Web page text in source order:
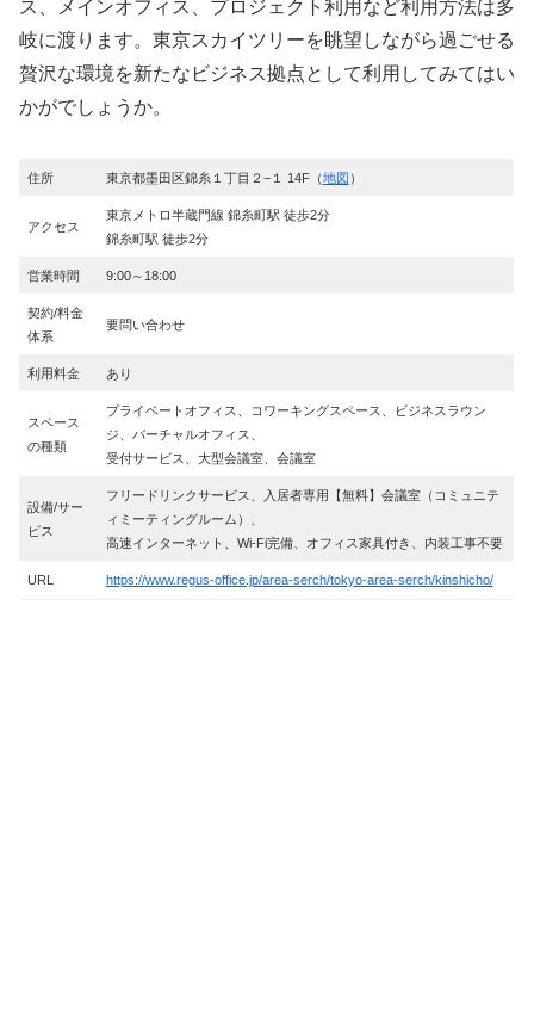
ス、メインオフィス、プロジェクト利用など利用方法は多
岐に渡ります。東京スカイツリーを眺望しながら過ごせる
贅沢な環境を新たなビジネス拠点として利用してみてはい
かがでしょうか。
住所 東京都墨田区錦糸１丁目２−１ 14F（地図 ）
アクセス
東京メトロ半蔵門線 錦糸町駅 徒歩2分
錦糸町駅 徒歩2分
営業時間 9:00～18:00
契約/料金
体系
要問い合わせ
利用料金 あり
スペース
の種類
プライベートオフィス、コワーキングスペース、ビジネスラウン
ジ、バーチャルオフィス、
受付サービス、大型会議室、会議室
設備/サー
ビス
フリードリンクサービス、入居者専用【無料】会議室（コミュニテ
ィミーティングルーム）、
高速インターネット、Wi-Fi完備、オフィス家具付き、内装工事不要
URL https://www.regus-office.jp/area-serch/tokyo-area-serch/kinshicho/